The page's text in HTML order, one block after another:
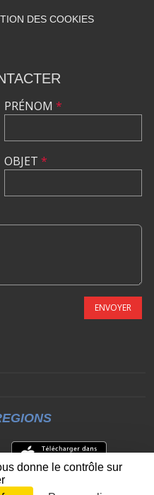
DES COOKIES
PRÉNOM *
OBJET *
ENVOYER
donne le contrôle sur